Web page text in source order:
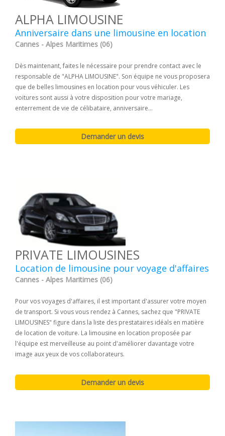
ALPHA LIMOUSINE
Anniversaire dans une limousine en location
Cannes - Alpes Maritimes (06)
Dès maintenant, faites le nécessaire pour prendre contact avec le
responsable de "ALPHA LIMOUSINE". Son équipe ne vous proposera
que de belles limousines en location pour vous véhiculer. Les
voitures sont aussi à votre disposition pour votre mariage,
enterrement de vie de célibataire, anniversaire...
PRIVATE LIMOUSINES
Location de limousine pour voyage d'affaires
Cannes - Alpes Maritimes (06)
Pour vos voyages d'affaires, il est important d'assurer votre moyen
de transport. Si vous vous rendez à Cannes, sachez que "PRIVATE
LIMOUSINES" figure dans la liste des prestataires idéals en matière
de location de voiture. La limousine en location proposée par
l'équipe est merveilleuse au point d'améliorer davantage votre
image aux yeux de vos collaborateurs.